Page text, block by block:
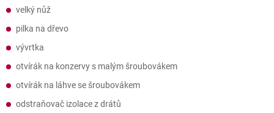
velký nůž
pilka na dřevo
vývrtka
otvírák na konzervy s malým šroubovákem
otvírák na láhve se šroubovákem
odstraňovač izolace z drátů